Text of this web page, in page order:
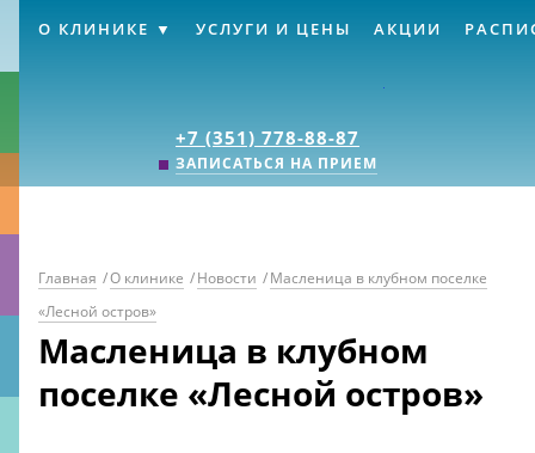
+7 (351) 778-88-87
ЗАПИСАТЬСЯ НА ПРИЕМ
О КЛИНИКЕ УСЛУГИ И ЦЕНЫ АКЦИИ
Главная /О клинике /Новости /Масленица в клубном поселке
«Лесной остров»
Масленица в клубном
поселке «Лесной остров»